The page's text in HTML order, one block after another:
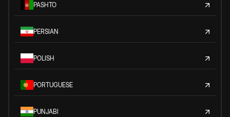
PASHTO
PERSIAN
POLISH
PORTUGUESE
PUNJABI